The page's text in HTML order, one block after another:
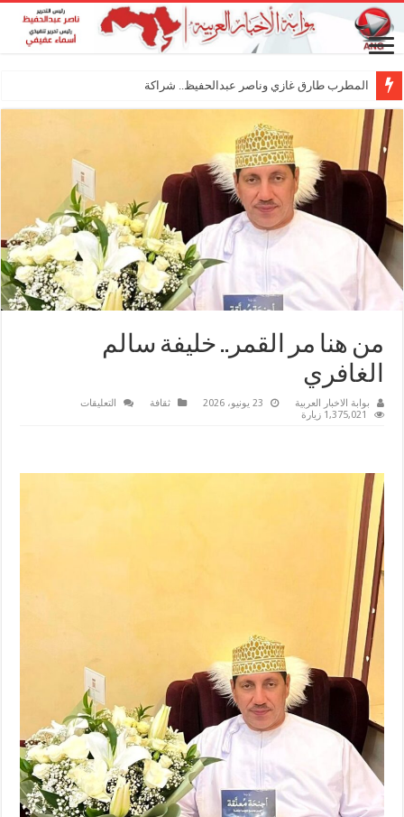
المطرب طارق غازي وناصر عبدالحفيظ.. شراكة فنية ترسم ملام
من هنا مر القمر.. خليفة سالم
الغافري
بوابة الاخبار العربية 23 يونيو، 2026 ثقافة التعليقات
سالم
1,375,021 زيارة